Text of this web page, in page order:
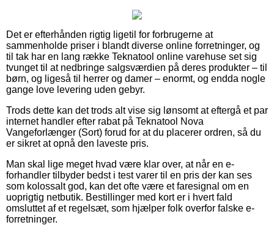
Det er efterhånden rigtig ligetil for forbrugerne at
sammenholde priser i blandt diverse online forretninger, og
til tak har en lang række Teknatool online varehuse set sig
tvunget til at nedbringe salgsværdien på deres produkter – til
børn, og ligeså til herrer og damer – enormt, og endda nogle
gange love levering uden gebyr.
Trods dette kan det trods alt vise sig lønsomt at eftergå et par
internet handler efter rabat på Teknatool Nova
Vangeforlænger (Sort) forud for at du placerer ordren, så du
er sikret at opnå den laveste pris.
Man skal lige meget hvad være klar over, at når en e-
forhandler tilbyder bedst i test varer til en pris der kan ses
som kolossalt god, kan det ofte være et faresignal om en
uoprigtig netbutik. Bestillinger med kort er i hvert fald
omsluttet af et regelsæt, som hjælper folk overfor falske e-
forretninger.